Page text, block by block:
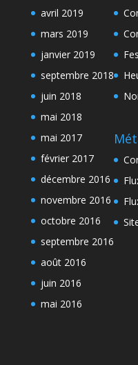
avril 2019
mars 2019
janvier 2019
septembre 2018
juin 2018
mai 2018
mai 2017
février 2017
décembre 2016
novembre 2016
octobre 2016
septembre 2016
août 2016
juin 2016
mai 2016